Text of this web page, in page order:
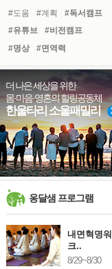
졸업식 사진을 보며
극심한 변비, 어깨결림, 수면 장애
아픈 아버지를 위한 공간 설계
슬럼프
보고 싶은 어머니
유년 시절의 부산 영도 바다
못된 꼰대들
희망이란
'모른다'는 것
#도움 #계획
#독서캠프
#유튜브
#비전캠프
#명상
#면역력
#바이러스
#희망
#건강
#삶
#독서
#아이들
#위기
#힐링
#사람
#극복
#리더
#다짐
#경험
#선택 #나눔
더 나은 세상을 위한
몸·마음·영혼의 힐링공동체
한울타리 소울패밀리
옹달샘 프로그램
내면혁명워
크..
8/29~8/30